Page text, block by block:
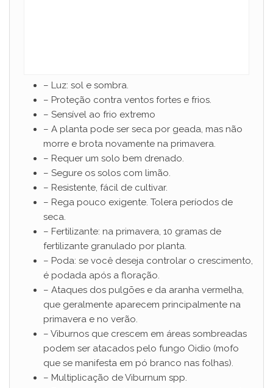
– Luz: sol e sombra.
– Proteção contra ventos fortes e frios.
– Sensível ao frio extremo
– A planta pode ser seca por geada, mas não
morre e brota novamente na primavera.
– Requer um solo bem drenado.
– Segure os solos com limão.
– Resistente, fácil de cultivar.
– Rega pouco exigente. Tolera períodos de
seca.
– Fertilizante: na primavera, 10 gramas de
fertilizante granulado por planta.
– Poda: se você deseja controlar o crescimento,
é podada após a floração.
– Ataques dos pulgões e da aranha vermelha,
que geralmente aparecem principalmente na
primavera e no verão.
– Viburnos que crescem em áreas sombreadas
podem ser atacados pelo fungo Oidio (mofo
que se manifesta em pó branco nas folhas).
– Multiplicação de Viburnum spp.